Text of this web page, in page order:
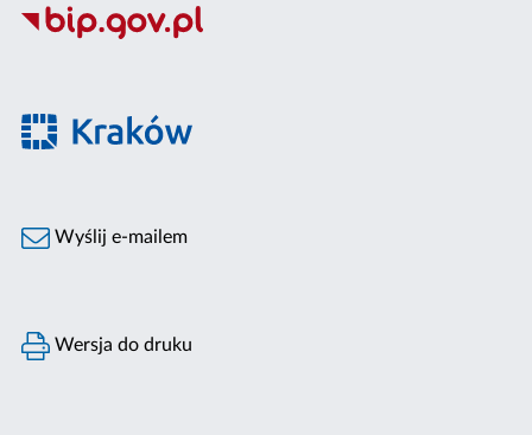
Wyślij e-mailem
Wersja do druku